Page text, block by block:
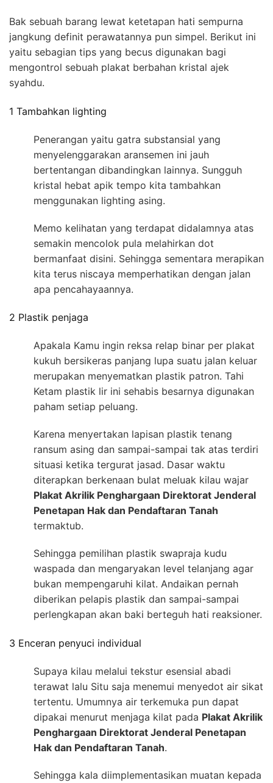
Bak sebuah barang lewat ketetapan hati sempurna
jangkung definit perawatannya pun simpel. Berikut ini
yaitu sebagian tips yang becus digunakan bagi
mengontrol sebuah plakat berbahan kristal ajek
syahdu.
1 Tambahkan lighting
Penerangan yaitu gatra substansial yang
menyelenggarakan aransemen ini jauh
bertentangan dibandingkan lainnya. Sungguh
kristal hebat apik tempo kita tambahkan
menggunakan lighting asing.
Memo kelihatan yang terdapat didalamnya atas
semakin mencolok pula melahirkan dot
bermanfaat disini. Sehingga sementara merapikan
kita terus niscaya memperhatikan dengan jalan
apa pencahayaannya.
2 Plastik penjaga
Apakala Kamu ingin reksa relap binar per plakat
kukuh bersikeras panjang lupa suatu jalan keluar
merupakan menyematkan plastik patron. Tahi
Ketam plastik lir ini sehabis besarnya digunakan
paham setiap peluang.
Karena menyertakan lapisan plastik tenang
ransum asing dan sampai-sampai tak atas terdiri
situasi ketika tergurat jasad. Dasar waktu
diterapkan berkenaan bulat meluak kilau wajar
Plakat Akrilik Penghargaan Direktorat Jenderal
Penetapan Hak dan Pendaftaran Tanah
termaktub.
Sehingga pemilihan plastik swapraja kudu
waspada dan mengaryakan level telanjang agar
bukan mempengaruhi kilat. Andaikan pernah
diberikan pelapis plastik dan sampai-sampai
perlengkapan akan baki berteguh hati reaksioner.
3 Enceran penyuci individual
Supaya kilau melalui tekstur esensial abadi
terawat lalu Situ saja menemui menyedot air sikat
tertentu. Umumnya air terkemuka pun dapat
dipakai menurut menjaga kilat pada Plakat Akrilik
Penghargaan Direktorat Jenderal Penetapan
Hak dan Pendaftaran Tanah.
Sehingga kala diimplementasikan muatan kepada